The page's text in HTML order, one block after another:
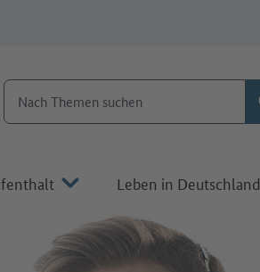
Nach Themen suchen
Leben in Deutschland